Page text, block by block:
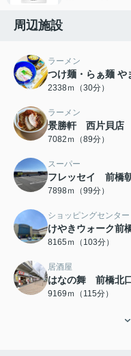
周辺施設
ラーメン
つけ麺・らぁ麺 や
2338ｍ（30分）
ラーメン
景勝軒 西片貝店
7082ｍ（89分）
スーパー
フレッセイ 前橋
7898ｍ（99分）
ショッピングセンター
けやきウォーク前
8165ｍ（103分）
居酒屋
はなの舞 前橋北
9169ｍ（115分）